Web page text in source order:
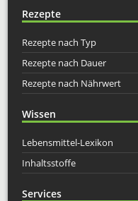
Rezepte
Rezepte nach Typ
Rezepte nach Dauer
Rezepte nach Nährwert
Wissen
Lebensmittel-Lexikon
Inhaltsstoffe
Services